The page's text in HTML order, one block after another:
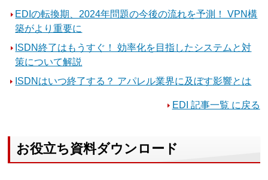
EDIの転換期、2024年問題の今後の流れを予測！ VPN構
築がより重要に
ISDN終了はもうすぐ！ 効率化を目指したシステムと対
策について解説
ISDNはいつ終了する？ アパレル業界に及ぼす影響とは
EDI 記事一覧 に戻る
お役立ち資料ダウンロード